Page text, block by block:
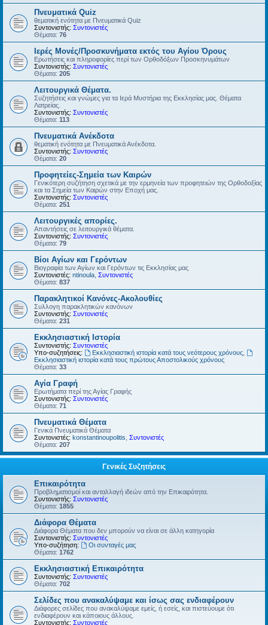
Πνευματικά Quiz
θεματική ενότητα με Πνευματικά Quiz
Συντονιστής: Συντονιστές
Θέματα: 76
Ιερές Μονές/Προσκυνήματα εκτός του Αγίου Όρους
Ερωτήσεις και πληροφορίες περί των Ορθοδόξων Προσκηνυμάτων
Συντονιστής: Συντονιστές
Θέματα: 205
Λειτουργικά Θέματα.
Συζητήσεις και γνώμες για τα Ιερά Μυστήρια της Εκκλησίας μας. Θέματα
Λατρείας.
Συντονιστής: Συντονιστές
Θέματα: 113
Πνευματικά Ανέκδοτα
θεματική ενότητα με Πνευματικά Ανέκδοτα.
Συντονιστής: Συντονιστές
Θέματα: 20
Προφητείες-Σημεία των Καιρών
Γενικότερη συζήτηση σχετικά με την ερμηνεία των προφητειών της Ορθοδοξίας
και τα Σημεία των Καιρών στην Εποχή μας.
Συντονιστής: Συντονιστές
Θέματα: 251
Λειτουργικές απορίες.
Απαντήσεις σε λειτουργικά θέματα.
Συντονιστής: Συντονιστές
Θέματα: 79
Βίοι Αγίων και Γερόντων
Βιογραφία των Αγίων και Γερόντων τις Εκκλησίας μας
Συντονιστές: ntinoula Συντονιστές
Θέματα: 837
Παρακλητικοί Κανόνες-Ακολουθίες
Συλλογη παρακλητικών κανόνων
Συντονιστής: Συντονιστές
Θέματα: 231
Εκκλησιαστική Ιστορία
Συντονιστής: Συντονιστές
Υπο-συζητήσεις:
Εκκλησιαστική ιστορία κατά τους νεότερους χρόνους,
Εκκλησιαστική ιστορία κατά τους πρώτους Αποστολικούς χρόνους
Θέματα: 33
Αγία Γραφή
Ερωτήματα περί της Αγίας Γραφής
Συντονιστής: Συντονιστές
Θέματα: 71
Πνευματικά Θέματα
Γενικά Πνευματικά Θέματα
Συντονιστές: konstantinoupolitis Συντονιστές
Θέματα: 207
Γενικές Συζητήσεις
Επικαιρότητα
Προβληματισμοί και ανταλλαγή ιδεών από την Επικαιρότητα.
Συντονιστής: Συντονιστές
Θέματα: 1855
Διάφορα Θέματα
Διάφορα Θέματα που δεν μπορούν να είναι σε άλλη κατηγορία
Συντονιστής: Συντονιστές
Υπο-συζήτηση:
Οι συνταγές μας
Θέματα: 1762
Εκκλησιαστική Επικαιρότητα
Συντονιστής: Συντονιστές
Θέματα: 702
Σελίδες που ανακαλύψαμε και ίσως σας ενδιαφέρουν
Διάφορες σελίδες που ανακαλύψαμε εμείς, ή εσείς, και πιστεύουμε ότι
ενδιαφέρουν και κάποιους άλλους.
Συντονιστής: Συντονιστές